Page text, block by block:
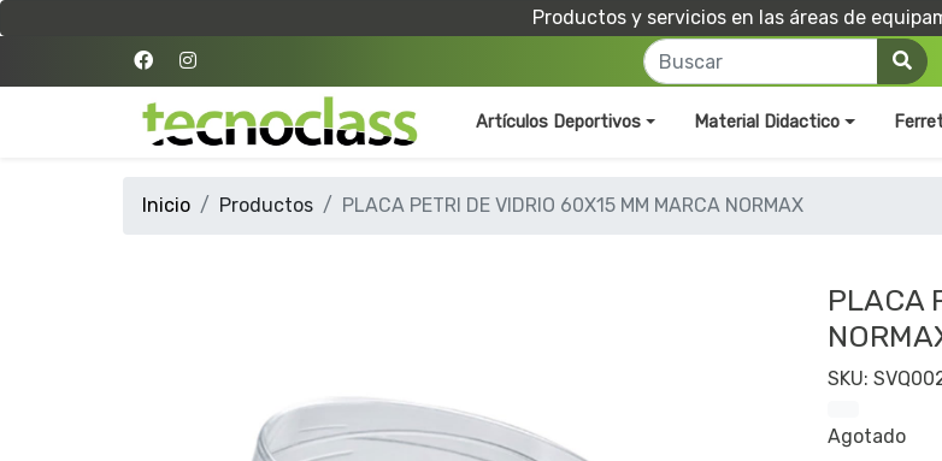
Productos y servicios en las áreas de
Artículos Deportivos Material Didactico
Inicio Productos PLACA PETRI DE VIDRIO 60X15 MM MARCA NORMAX
PLACA
SKU:
Agotado